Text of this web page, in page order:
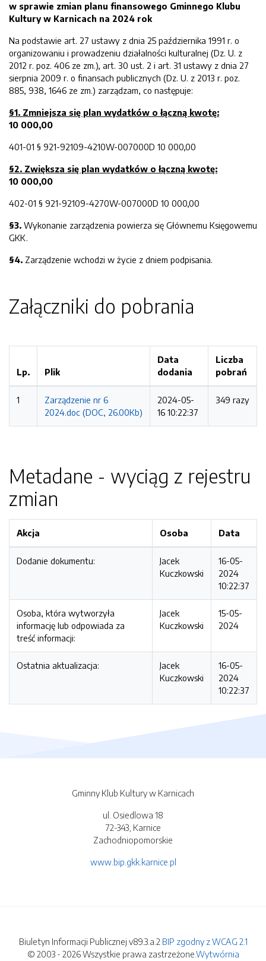
w sprawie zmian planu finansowego Gminnego Klubu
Kultury w Karnicach na 2024 rok
Na podstawie art. 27 ustawy z dnia 25 października 1991 r. o
organizowaniu i prowadzeniu działalności kulturalnej (Dz. U. z
2012 r. poz. 406 ze zm.), art. 30 ust. 2 i art. 31 ustawy z dnia 27
sierpnia 2009 r. o finansach publicznych (Dz. U. z 2013 r. poz.
885, 938, 1646 ze zm.) zarządzam, co następuje:
§1. Zmniejsza się plan wydatków o łączną kwotę:
10 000,00
401-01 § 921-92109-4210W-007000D 10 000,00
§2. Zwiększa się plan wydatków o łączną kwotę:
10 000,00
402-01 § 921-92109-4270W-007000D 10 000,00
§3. Wykonanie zarządzenia powierza się Głównemu Księgowemu
GKK.
§4. Zarządzenie wchodzi w życie z dniem podpisania.
Załączniki do pobrania
Lp. Plik
Data
dodania
Liczba
pobrań
1
Zarządzenie nr 6
2024.doc (DOC, 26.00Kb)
2024-05-
16 10:22:37
349 razy
Metadane - wyciąg z rejestru
zmian
Akcja Osoba Data
Dodanie dokumentu:
Jacek
Kuczkowski
16-05-
2024
10:22:37
Osoba, która wytworzyła
informację lub odpowiada za
treść informacji:
Jacek
Kuczkowski
15-05-
2024
Ostatnia aktualizacja:
Jacek
Kuczkowski
16-05-
2024
10:22:37
Gminny Klub Kultury w Karnicach
ul. Osiedlowa 18
72-343, Karnice
Zachodniopomorskie
www.bip.gkk.karnice.pl
Biuletyn Informacji Publicznej v89.3.a.2 BIP zgodny z WCAG 2.1
© 2003 - 2026 Wszystkie prawa zastrzeżone.Wytwórnia